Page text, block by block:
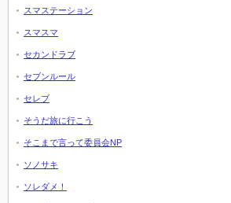
スマステーション
スマスマ
セカンドラブ
セブンルール
セレブ
そうだ旅に行こう
そこまで言って委員会NP
ソノサキ
ソレダメ！